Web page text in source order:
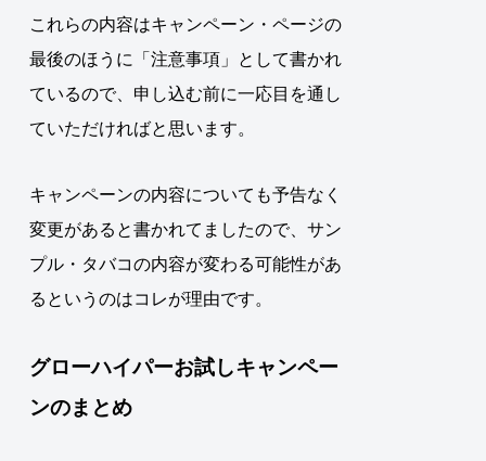
これらの内容はキャンペーン・ページの
最後のほうに「注意事項」として書かれ
ているので、申し込む前に一応目を通し
ていただければと思います。
キャンペーンの内容についても予告なく
変更があると書かれてましたので、サン
プル・タバコの内容が変わる可能性があ
るというのはコレが理由です。
グローハイパーお試しキャンペー
ンのまとめ